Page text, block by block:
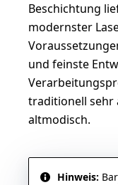
Beschichtung
modernster
und feinste
traditionell sehr
altmodisch.
Hinweis: